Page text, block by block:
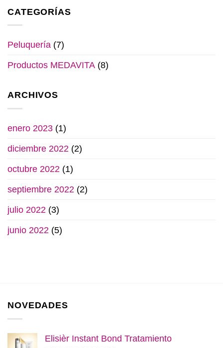
CATEGORÍAS
Peluquería (7)
Productos MEDAVITA (8)
ARCHIVOS
enero 2023 (1)
diciembre 2022 (2)
octubre 2022 (1)
septiembre 2022 (2)
julio 2022 (3)
junio 2022 (5)
NOVEDADES
Elisièr Instant Bond Tratamiento